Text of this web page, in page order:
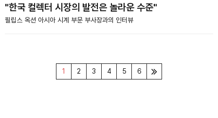
"한국 컬렉터 시장의 발전은 놀라운 수준"
필립스 옥션 아시아 시계 부문 부사장과의 인터뷰
1 2 3 4 5 6